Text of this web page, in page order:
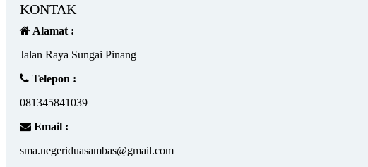
KONTAK
Alamat :
Jalan Raya Sungai Pinang
Telepon :
081345841039
Email :
sma.negeriduasambas@gmail.com